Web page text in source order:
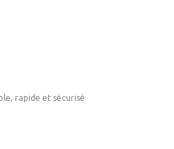
rapide et sécurisé